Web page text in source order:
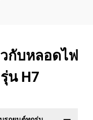
กับหลอดไฟ
น H7